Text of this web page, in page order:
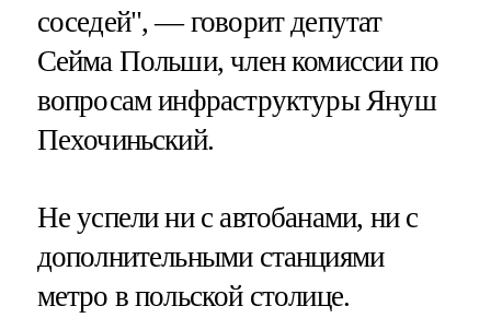
соседей", — говорит депутат
Сейма Польши, член комиссии по
вопросам инфраструктуры Януш
Пехочиньский.
Не успели ни с автобанами, ни с
дополнительными станциями
метро в польской столице.